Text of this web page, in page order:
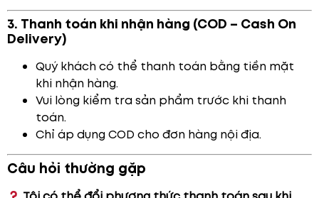
3. Thanh toán khi nhận hàng (COD – Cash On
Delivery)
Quý khách có thể thanh toán bằng tiền mặt
khi nhận hàng.
Vui lòng kiểm tra sản phẩm trước khi thanh
toán.
Chỉ áp dụng COD cho đơn hàng nội địa.
Câu hỏi thường gặp